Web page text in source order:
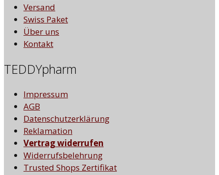
Versand
Swiss Paket
Über uns
Kontakt
TEDDYpharm
Impressum
AGB
Datenschutzerklärung
Reklamation
Vertrag widerrufen
Widerrufsbelehrung
Trusted Shops Zertifikat